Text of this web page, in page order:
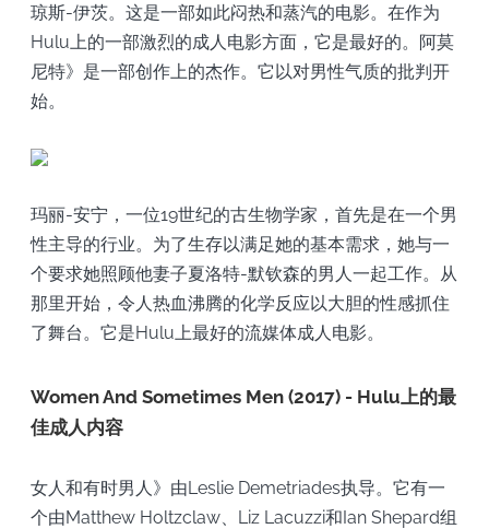
琼斯-伊茨。这是一部如此闷热和蒸汽的电影。在作为
Hulu上的一部激烈的成人电影方面，它是最好的。阿莫
尼特》是一部创作上的杰作。它以对男性气质的批判开
始。
玛丽-安宁，一位19世纪的古生物学家，首先是在一个男
性主导的行业。为了生存以满足她的基本需求，她与一
个要求她照顾他妻子夏洛特-默钦森的男人一起工作。从
那里开始，令人热血沸腾的化学反应以大胆的性感抓住
了舞台。它是Hulu上最好的流媒体成人电影。
Women And Sometimes Men (2017) - Hulu上的最
佳成人内容
女人和有时男人》由Leslie Demetriades执导。它有一
个由Matthew Holtzclaw、Liz Lacuzzi和Ian Shepard组